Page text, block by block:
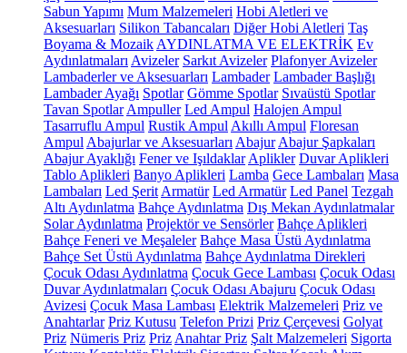
Sabun Yapımı Mum Malzemeleri Hobi Aletleri ve
Aksesuarları Silikon Tabancaları Diğer Hobi Aletleri Taş
Boyama & Mozaik AYDINLATMA VE ELEKTRİK Ev
Aydınlatmaları Avizeler Sarkıt Avizeler Plafonyer Avizeler
Lambaderler ve Aksesuarları Lambader Lambader Başlığı
Lambader Ayağı Spotlar Gömme Spotlar Sıvaüstü Spotlar
Tavan Spotlar Ampuller Led Ampul Halojen Ampul
Tasarruflu Ampul Rustik Ampul Akıllı Ampul Floresan
Ampul Abajurlar ve Aksesuarları Abajur Abajur Şapkaları
Abajur Ayaklığı Fener ve Işıldaklar Aplikler Duvar Aplikleri
Tablo Aplikleri Banyo Aplikleri Lamba Gece Lambaları Masa
Lambaları Led Şerit Armatür Led Armatür Led Panel Tezgah
Altı Aydınlatma Bahçe Aydınlatma Dış Mekan Aydınlatmalar
Solar Aydınlatma Projektör ve Sensörler Bahçe Aplikleri
Bahçe Feneri ve Meşaleler Bahçe Masa Üstü Aydınlatma
Bahçe Set Üstü Aydınlatma Bahçe Aydınlatma Direkleri
Çocuk Odası Aydınlatma Çocuk Gece Lambası Çocuk Odası
Duvar Aydınlatmaları Çocuk Odası Abajuru Çocuk Odası
Avizesi Çocuk Masa Lambası Elektrik Malzemeleri Priz ve
Anahtarlar Priz Kutusu Telefon Prizi Priz Çerçevesi Golyat
Priz Nümeris Priz Priz Anahtar Priz Şalt Malzemeleri Sigorta